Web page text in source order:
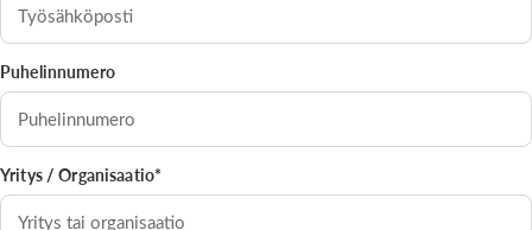
Puhelinnumero
Yritys / Organisaatio*